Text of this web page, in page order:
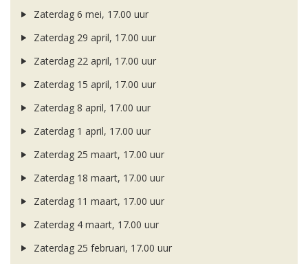
Zaterdag 6 mei, 17.00 uur
Zaterdag 29 april, 17.00 uur
Zaterdag 22 april, 17.00 uur
Zaterdag 15 april, 17.00 uur
Zaterdag 8 april, 17.00 uur
Zaterdag 1 april, 17.00 uur
Zaterdag 25 maart, 17.00 uur
Zaterdag 18 maart, 17.00 uur
Zaterdag 11 maart, 17.00 uur
Zaterdag 4 maart, 17.00 uur
Zaterdag 25 februari, 17.00 uur